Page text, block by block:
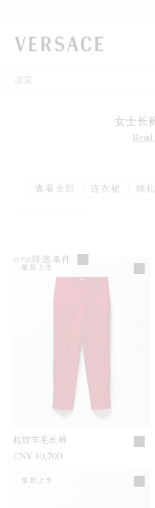
VERSACE | 主页
女士长
查看全部 连衣裙 晚
57 产品 筛选条件
粒纹羊毛长裤
CN¥ 10,700
最新上市
最新上市